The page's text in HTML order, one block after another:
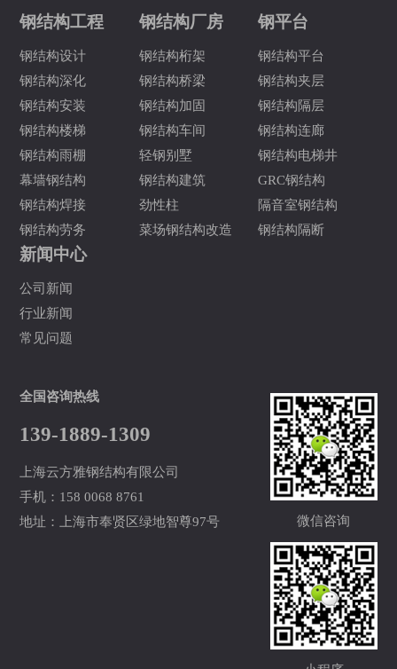
钢结构工程
钢结构设计
钢结构深化
钢结构安装
钢结构楼梯
钢结构雨棚
幕墙钢结构
钢结构焊接
钢结构劳务
钢结构厂房
钢结构桁架
钢结构桥梁
钢结构加固
钢结构车间
轻钢别墅
钢结构建筑
劲性柱
菜场钢结构改造
钢平台
钢结构平台
钢结构夹层
钢结构隔层
钢结构连廊
钢结构电梯井
GRC钢结构
隔音室钢结构
钢结构隔断
新闻中心
公司新闻
行业新闻
常见问题
全国咨询热线
139-1889-1309
上海云方雅钢结构有限公司
手机：158 0068 8761
地址：上海市奉贤区绿地智尊97号
微信咨询